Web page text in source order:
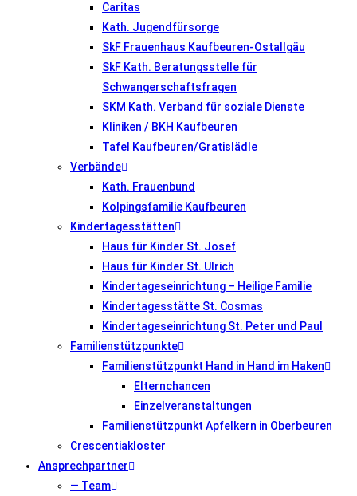
Caritas
Kath. Jugendfürsorge
SkF Frauenhaus Kaufbeuren-Ostallgäu
SkF Kath. Beratungsstelle für
Schwangerschaftsfragen
SKM Kath. Verband für soziale Dienste
Kliniken / BKH Kaufbeuren
Tafel Kaufbeuren/Gratislädle
Verbände
Kath. Frauenbund
Kolpingsfamilie Kaufbeuren
Kindertagesstätten
Haus für Kinder St. Josef
Haus für Kinder St. Ulrich
Kindertageseinrichtung – Heilige Familie
Kindertagesstätte St. Cosmas
Kindertageseinrichtung St. Peter und Paul
Familienstützpunkte
Familienstützpunkt Hand in Hand im Haken
Elternchancen
Einzelveranstaltungen
Familienstützpunkt Apfelkern in Oberbeuren
Crescentiakloster
Ansprechpartner
— Team